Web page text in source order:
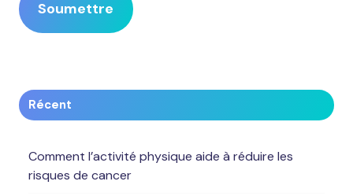
Récent
Comment l’activité physique aide à réduire les
risques de cancer